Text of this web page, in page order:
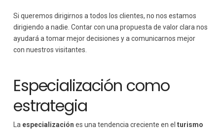
Si queremos dirigirnos a todos los clientes, no nos estamos
dirigiendo a nadie. Contar con una propuesta de valor clara nos
ayudará a tomar mejor decisiones y a comunicarnos mejor
con nuestros visitantes.
Especialización como
estrategia
La especialización es una tendencia creciente en el turismo